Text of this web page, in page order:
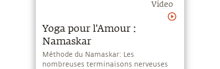
Video
Yoga pour l'Amour :
Namaskar
Méthode du Namaskar: Les
nombreuses terminaisons nerveuses